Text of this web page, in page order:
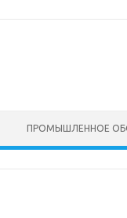
ПРОМЫШЛЕННОЕ